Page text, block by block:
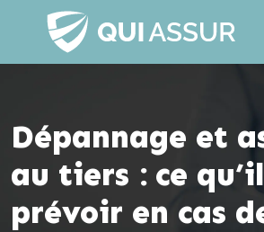
Dépannage et
au tiers : ce
prévoir en cas